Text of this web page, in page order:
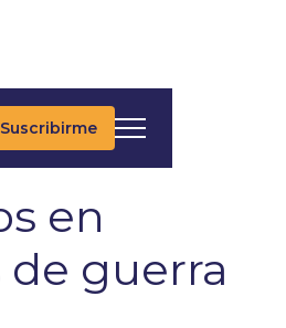
Suscribirme
en
guerra